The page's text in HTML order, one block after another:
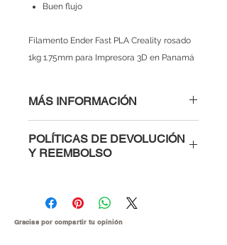
Buen flujo
Filamento Ender Fast PLA Creality rosado
1kg 1.75mm para Impresora 3D en Panamá
MÁS INFORMACIÓN
Marca:Creality
Material: Ender Fast PLA
Peso: 1Kg
No tóxico 🌎
POLÍTICAS DE DEVOLUCIÓN
Y REEMBOLSO
nuestras políticas en el siguiente
enlace 👉 https://www.lozurytech.co
m/politicas
Gracias por compartir tuopinión